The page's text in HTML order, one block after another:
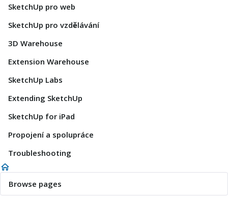
SketchUp pro web
SketchUp pro vzdělávání
3D Warehouse
Extension Warehouse
SketchUp Labs
Extending SketchUp
SketchUp for iPad
Propojení a spolupráce
Troubleshooting
Browse pages